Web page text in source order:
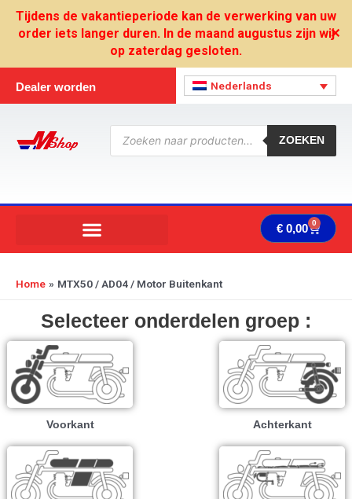
Tijdens de vakantieperiode kan de verwerking van uw
order iets langer duren. In de maand augustus zijn wij
op zaterdag gesloten.
✕
Dealer worden Nederlands
Producten
zoeken
ZOEKEN
€ 0,00 0
Home MTX50 / AD04 / Motor Buitenkant
Selecteer onderdelen groep :
Voorkant Achterkant